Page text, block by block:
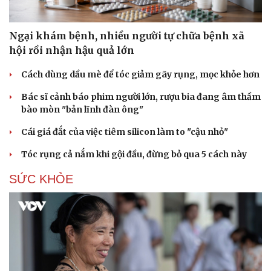
Ngại khám bệnh, nhiều người tự chữa bệnh xã
hội rồi nhận hậu quả lớn
Cách dùng dầu mè để tóc giảm gãy rụng, mọc khỏe hơn
Bác sĩ cảnh báo phim người lớn, rượu bia đang âm thầm
bào mòn "bản lĩnh đàn ông"
Cái giá đắt của việc tiêm silicon làm to "cậu nhỏ"
Tóc rụng cả nắm khi gội đầu, đừng bỏ qua 5 cách này
SỨC KHỎE